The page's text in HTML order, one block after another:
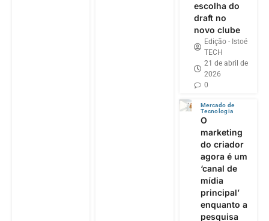
escolha do
draft no
novo clube
Edição - Istoé
TECH
21 de abril de
2026
0
Mercado de
Tecnologia
O
marketing
do criador
agora é um
‘canal de
mídia
principal’
enquanto a
pesquisa